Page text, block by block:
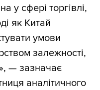
у сфері торгівлі,
як Китай
умови
залежності,
— зазначає
аналітичного